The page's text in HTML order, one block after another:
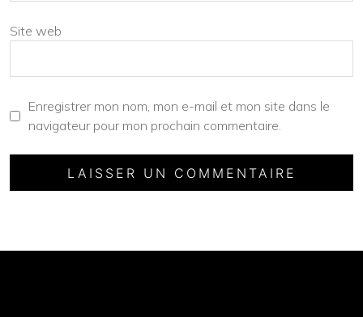
Site web
Enregistrer mon nom, mon e-mail et mon site dans le
navigateur pour mon prochain commentaire.